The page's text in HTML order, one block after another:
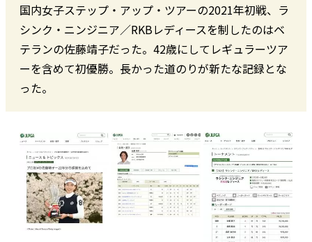
国内女子ステップ・アップ・ツアーの2021年初戦、ラ
シンク・ニンジニア／RKBレディースを制したのはベ
テランの佐藤靖子だった。42歳にしてレギュラーツア
ーを含めて初優勝。長かった道のりが新たな記録とな
った。